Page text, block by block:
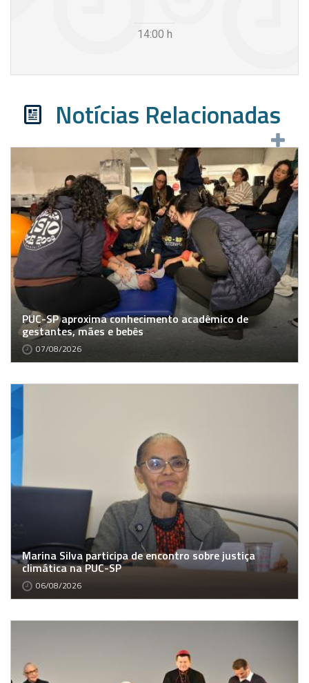
14:00 h
Notícias Relacionadas
PUC-SP aproxima conhecimento acadêmico de
gestantes, mães e bebês
07/08/2026
Marina Silva participa de encontro sobre justiça
climática na PUC-SP
06/08/2026